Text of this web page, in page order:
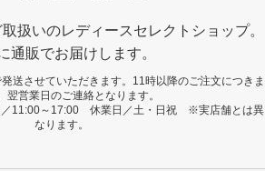
扱いのレディースセレクトショップ。
通販でお届けします。
送させていただきます。11時以降のご注文につきま
翌営業日のご連絡となります。
／11:00～17:00 休業日／土・日祝 ※実店舗とは異
なります。